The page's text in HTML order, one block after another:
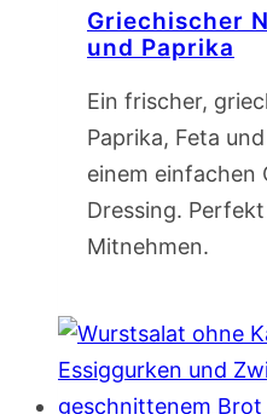
Griechischer
und Paprika
Ein frischer,
Paprika, Feta
einem
Dressing.
Mitnehmen.